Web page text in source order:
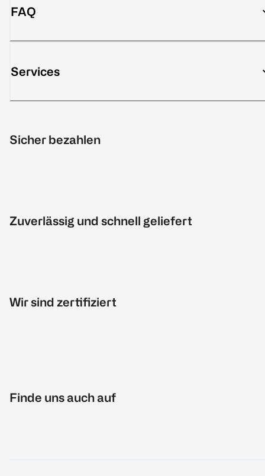
FAQ
Services
Sicher bezahlen
Zuverlässig und schnell geliefert
Wir sind zertifiziert
Finde uns auch auf